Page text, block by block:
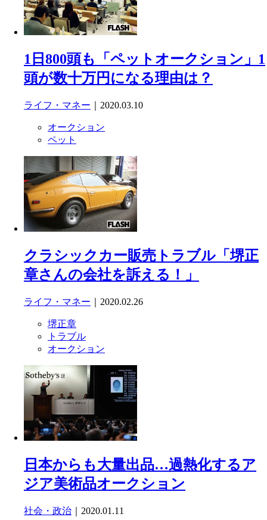
1日800頭も「ペットオークション」1
頭が数十万円になる理由は？
ライフ・マネー ｜2020.03.10
オークション
ペット
クラシックカー販売トラブル「堺正
章さんの会社を訴える！」
ライフ・マネー ｜2020.02.26
堺正章
トラブル
オークション
日本からも大量出品…過熱化するア
ジア美術品オークション
社会・政治 ｜2020.01.11